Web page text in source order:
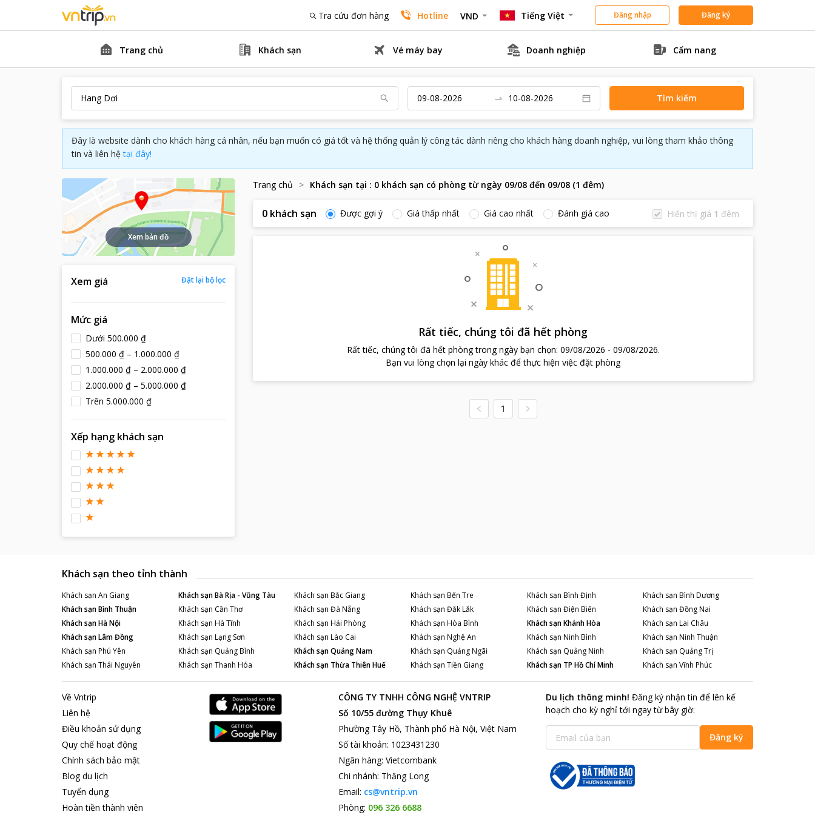
Tra cứu đơn hàng Hotline VND Tiếng Việt Đăng nhập Đăng ký
Trang chủ Khách sạn Vé máy bay Doanh nghiệp Cẩm nang
Tìm kiếm
Đây là website dành cho khách hàng cá nhân, nếu bạn muốn có giá tốt và hệ thống quản lý công tác dành riêng cho khách hàng doanh nghiệp, vui lòng tham khảo thông
tin và liên hệ tại đây!
Xem bản đồ
Xem giá
Mức giá
Dưới 500.000 ₫
500.000 ₫ – 1.000.000 ₫
1.000.000 ₫ – 2.000.000 ₫
2.000.000 ₫ – 5.000.000 ₫
Trên 5.000.000 ₫
Xếp hạng khách sạn
Đặt lại bộ lọc
Trang chủ Khách sạn tại : 0 khách sạn có phòng từ ngày 09/08 đến 09/08 (1 đêm)
0 khách sạn Được gợi ý Giá thấp nhất Giá cao nhất Đánh giá cao Hiển thị giá 1 đêm
Rất tiếc, chúng tôi đã hết phòng
Rất tiếc, chúng tôi đã hết phòng trong ngày bạn chọn: 09/08/2026 - 09/08/2026.
Bạn vui lòng chọn lại ngày khác để thực hiện việc đặt phòng
1
Khách sạn theo tỉnh thành
Khách sạn An Giang Khách sạnBà Rịa - Vũng Tàu Khách sạn Bắc Giang Khách sạn Bến Tre Khách sạn Bình Định Khách sạn Bình Dương
Khách sạnBình Thuận Khách sạn Cần Thơ Khách sạn Đà Nẵng Khách sạn Đắk Lắk Khách sạn Điện Biên Khách sạn Đồng Nai
Khách sạnHà Nội Khách sạn Hà Tĩnh Khách sạn Hải Phòng Khách sạn Hòa Bình Khách sạnKhánh Hòa Khách sạn Lai Châu
Khách sạnLâm Đồng Khách sạn Lạng Sơn Khách sạn Lào Cai Khách sạn Nghệ An Khách sạn Ninh Bình Khách sạn Ninh Thuận
Khách sạn Phú Yên Khách sạn Quảng Bình Khách sạnQuảng Nam Khách sạn Quảng Ngãi Khách sạn Quảng Ninh Khách sạn Quảng Trị
Khách sạn Thái Nguyên Khách sạn Thanh Hóa Khách sạn Thừa Thiên Huế Khách sạn Tiền Giang Khách sạn TP Hồ Chí Minh Khách sạn Vĩnh Phúc
Về Vntrip
Liên hệ
Điều khoản sử dụng
Quy chế hoạt động
Chính sách bảo mật
Blog du lịch
Tuyển dụng
Hoàn tiền thành viên
CÔNG TY TNHH CÔNG NGHỆ VNTRIP
Số 10/55 đường Thụy Khuê
Phường Tây Hồ, Thành phố Hà Nội, Việt Nam
Số tài khoản: 1023431230
Ngân hàng: Vietcombank
Chi nhánh: Thăng Long
Email: cs@vntrip.vn
Phòng: 096 326 6688
Du lịch thông minh! Đăng ký nhận tin để lên kế
hoạch cho kỳ nghỉ tới ngay từ bây giờ:
Đăng ký